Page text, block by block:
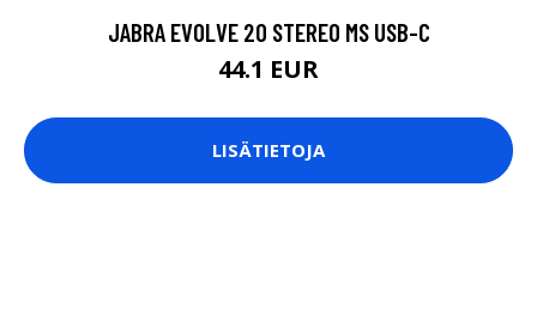
JABRA EVOLVE 20 STEREO MS USB-C
44.1 EUR
LISÄTIETOJA